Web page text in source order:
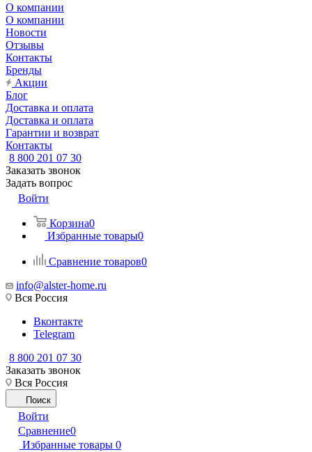
О компании
О компании
Новости
Отзывы
Контакты
Бренды
Акции
Блог
Доставка и оплата
Доставка и оплата
Гарантии и возврат
Контакты
8 800 201 07 30
Заказать звонок
Задать вопрос
Войти
Корзина0
Избранные товары0
Сравнение товаров0
info@alster-home.ru
Вся Россия
Вконтакте
Telegram
8 800 201 07 30
Заказать звонок
Вся Россия
Поиск
Войти
Сравнение0
Избранные товары 0